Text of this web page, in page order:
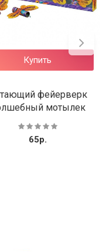
Купить
Летающий фейерверк
Звездный десант
(батарея вертушек)